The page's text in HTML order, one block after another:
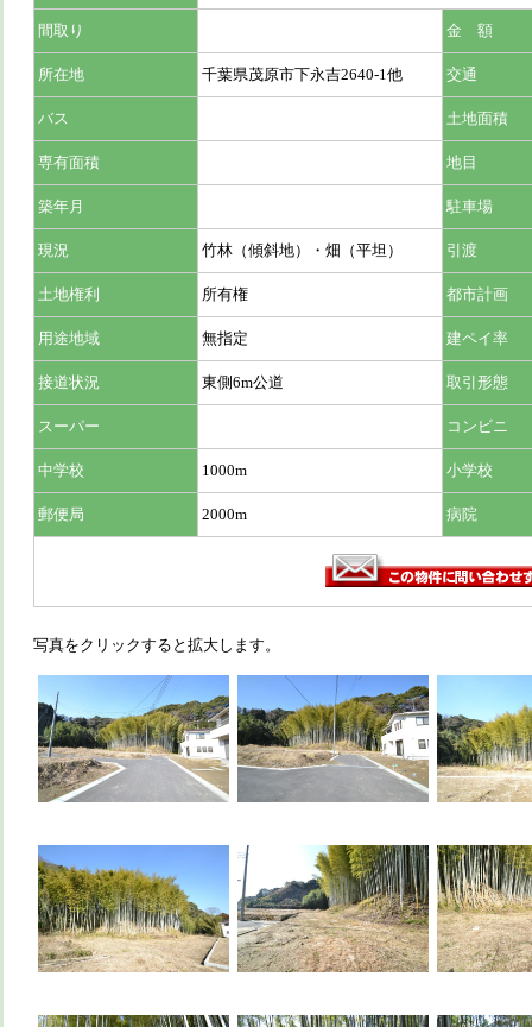
間取り 金 額
所在地 千葉県茂原市下永吉2640-1他 交通
バス 土地面積
専有面積 地目
築年月 駐車場
現況 竹林（傾斜地）・畑（平坦） 引渡
土地権利 所有権 都市計画
用途地域 無指定 建ペイ率
接道状況 東側6m公道 取引形態
スーパー コンビニ
中学校 1000m 小学校
郵便局 2000m 病院
写真をクリックすると拡大します。